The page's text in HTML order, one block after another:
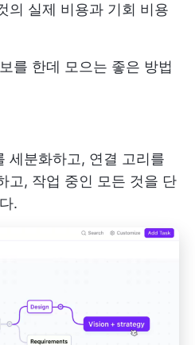
의 실제 비용과 기회 비용
를 한데 모으는 좋은 방법
세분화하고, 연결 고리를
고, 작업 중인 모든 것을 단
.